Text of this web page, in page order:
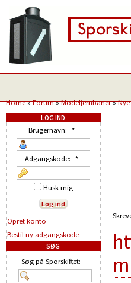
Home»Forum»Modeljernbaner»
LOG IND
Brugernavn: *
Adgangskode: *
Husk mig
Opret konto
Bestil ny adgangskode
SØG
Søg på Sporskiftet: